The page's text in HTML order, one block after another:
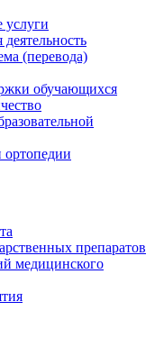
услуги
(перевода)
обучающихся
препаратов
медицинского